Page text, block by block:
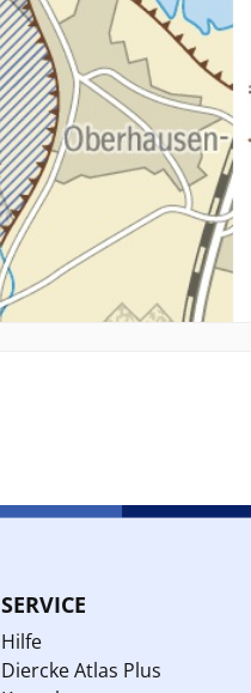
SERVICE
Hilfe
Diercke Atlas Plus